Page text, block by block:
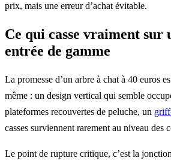
prix, mais une erreur d’achat évitable.
Ce qui casse vraiment sur
entrée de gamme
La promesse d’un arbre à chat à 40 euros
même : un design vertical qui semble
plateformes recouvertes de peluche, un
casses surviennent rarement au niveau des
Le point de rupture critique, c’est la